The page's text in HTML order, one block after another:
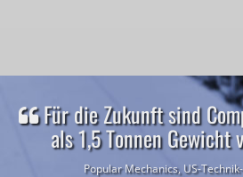
Für die Zukunft sind
als 1,5 Tonnen
Popular Mechanics, US-